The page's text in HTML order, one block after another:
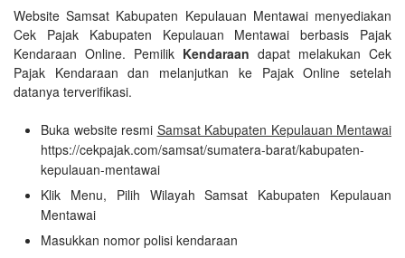
Website Samsat Kabupaten Kepulauan Mentawai menyediakan
Cek Pajak Kabupaten Kepulauan Mentawai berbasis Pajak
Kendaraan Online. Pemilik Kendaraan dapat melakukan Cek
Pajak Kendaraan dan melanjutkan ke Pajak Online setelah
datanya terverifikasi.
Buka website resmi Samsat Kabupaten Kepulauan Mentawai
https://cekpajak.com/samsat/sumatera-barat/kabupaten-
kepulauan-mentawai
Klik Menu, Pilih Wilayah Samsat Kabupaten Kepulauan
Mentawai
Masukkan nomor polisi kendaraan